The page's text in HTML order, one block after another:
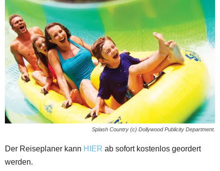
Splash Country (c) Dollywood Publicity Department.
Der Reiseplaner kann HIER ab sofort kostenlos geordert
werden.